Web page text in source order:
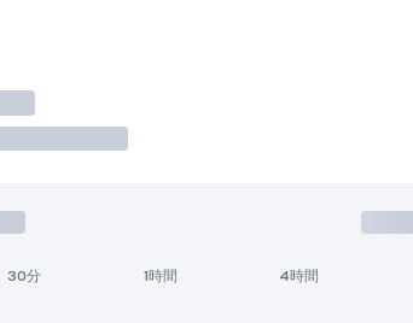
30分 1時間 4時間